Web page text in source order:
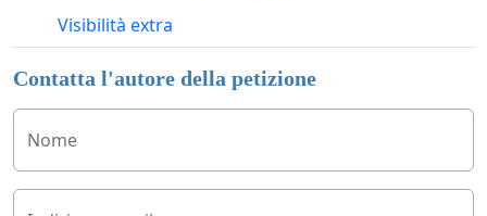
Visibilità extra
Contatta l'autore della petizione
Nome